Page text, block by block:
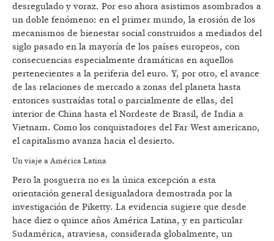
desregulado y voraz. Por eso ahora asistimos asombrados a
un doble fenómeno: en el primer mundo, la erosión de los
mecanismos de bienestar social construidos a mediados del
siglo pasado en la mayoría de los países europeos, con
consecuencias especialmente dramáticas en aquellos
pertenecientes a la periferia del euro. Y, por otro, el avance
de las relaciones de mercado a zonas del planeta hasta
entonces sustraídas total o parcialmente de ellas, del
interior de China hasta el Nordeste de Brasil, de India a
Vietnam. Como los conquistadores del Far West americano,
el capitalismo avanza hacia el desierto.
Un viaje a América Latina
Pero la posguerra no es la única excepción a esta
orientación general desigualadora demostrada por la
investigación de Piketty. La evidencia sugiere que desde
hace diez o quince años América Latina, y en particular
Sudamérica, atraviesa, considerada globalmente, un